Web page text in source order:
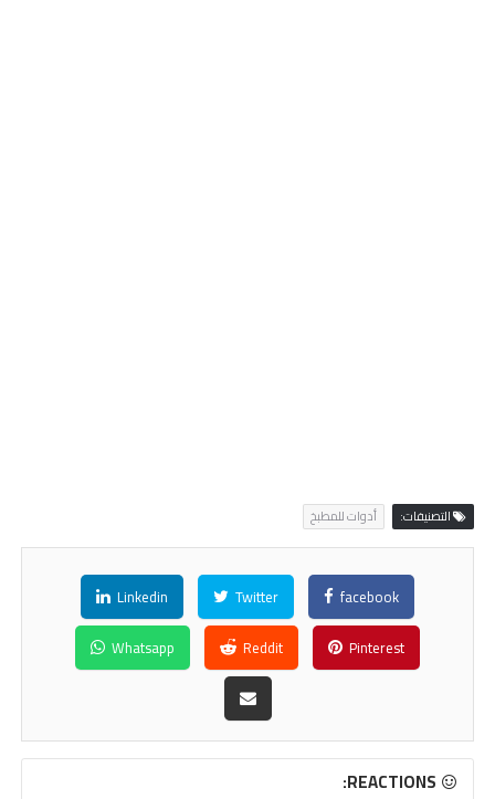
التصنيفات: أدوات للمطبخ
facebook
Twitter
Linkedin
Pinterest
Reddit
Whatsapp
REACTIONS: